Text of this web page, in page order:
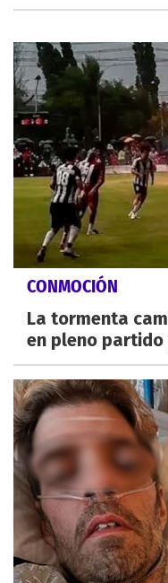
CONMOCIÓN
La tormenta
en pleno